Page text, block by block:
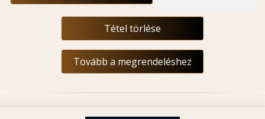
Tétel törlése
Tovább a megrendeléshez